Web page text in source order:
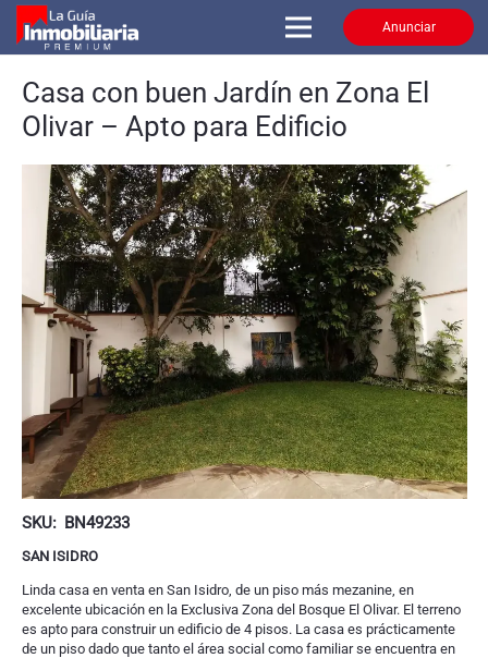
Anunciar
Casa con buen Jardín en Zona El
Olivar – Apto para Edificio
SKU: BN49233
SAN ISIDRO
Linda casa en venta en San Isidro, de un piso más mezanine, en
excelente ubicación en la Exclusiva Zona del Bosque El Olivar. El terreno
es apto para construir un edificio de 4 pisos. La casa es prácticamente
de un piso dado que tanto el área social como familiar se encuentra en